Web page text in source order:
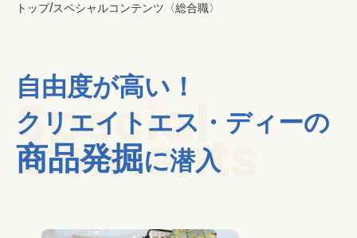
トップ/スペシャルコンテンツ〈総合職〉
Special
Contents
自由度が高い！
クリエイトエス・ディーの
商品発掘に潜入